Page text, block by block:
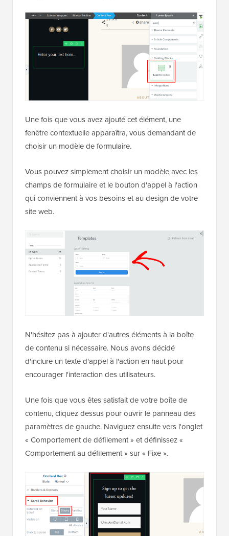
Une fois que vous avez ajouté cet élément, une
fenêtre contextuelle apparaîtra, vous demandant de
choisir un modèle de formulaire.
Vous pouvez simplement choisir un modèle avec les
champs de formulaire et le bouton d'appel à l'action
qui conviennent à vos besoins et au design de votre
site web.
N'hésitez pas à ajouter d'autres éléments à la boîte
de contenu si nécessaire. Nous avons décidé
d'inclure un texte d'appel à l'action en haut pour
encourager l'interaction des utilisateurs.
Une fois que vous êtes satisfait de votre boîte de
contenu, cliquez dessus pour ouvrir le panneau des
paramètres de gauche. Naviguez ensuite vers l'onglet
« Comportement de défilement » et définissez «
Comportement au défilement » sur « Fixe ».